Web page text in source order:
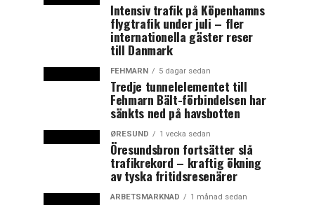
Intensiv trafik på Köpenhamns
flygtrafik under juli – fler
internationella gäster reser
till Danmark
FEHMARN 5 dagar sedan
Tredje tunnelelementet till
Fehmarn Bält-förbindelsen har
sänkts ned på havsbotten
ØRESUND 1 vecka sedan
Öresundsbron fortsätter slå
trafikrekord – kraftig ökning
av tyska fritidsresenärer
ARBETSMARKNAD 1 månad sedan